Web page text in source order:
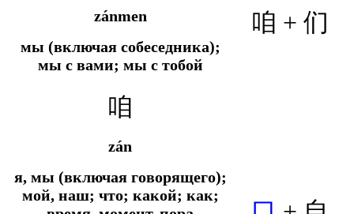
zánmen
мы (включая собеседника);
мы с вами; мы с тобой
咱 + 们
咱
zán
я, мы (включая говорящего);
мой, наш; что; какой; как;